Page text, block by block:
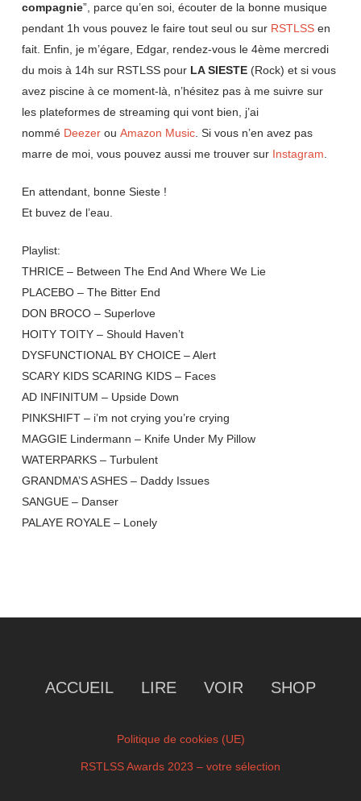
compagnie”, parce qu’en soi, écouter de la bonne musique
pendant 1h vous pouvez le faire tout seul ou sur RSTLSSen
fait. Enfin, je m’égare, Edgar, rendez-vous le 4ème mercredi
du mois à 14h sur RSTLSS pour LA SIESTE(Rock) et si vous
avez piscine à ce moment-là, n’hésitez pas à me suivre sur
les plateformes de streaming qui vont bien, j’ai
nomméDeezerou Amazon Music. Si vous n’en avez pas
marre de moi, vous pouvez aussi me trouver sur Instagram
En attendant, bonne Sieste !
Et buvez de l’eau.
Playlist:
THRICE – Between The End And Where We Lie
PLACEBO – The Bitter End
DON BROCO – Superlove
HOITY TOITY – Should Haven’t
DYSFUNCTIONAL BY CHOICE – Alert
SCARY KIDS SCARING KIDS – Faces
AD INFINITUM – Upside Down
PINKSHIFT – i’m not crying you’re crying
MAGGIE Lindermann – Knife Under My Pillow
WATERPARKS – Turbulent
GRANDMA’S ASHES – Daddy Issues
SANGUE – Danser
PALAYE ROYALE – Lonely
ACCUEIL LIRE VOIR SHOP
Politique de cookies (UE)
RSTLSS Awards 2023 – votre sélection